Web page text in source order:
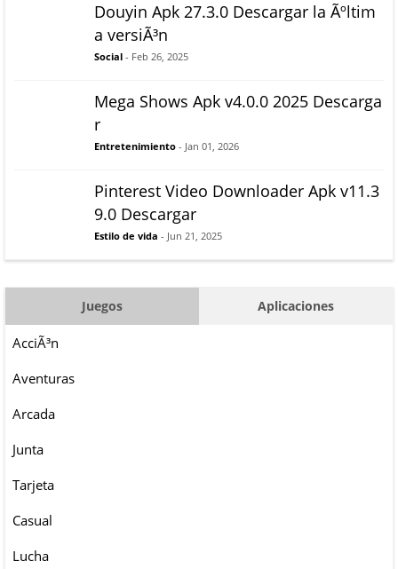
Douyin Apk 27.3.0 Descargar la Ãºltim
a versiÃ³n
Social - Feb 26, 2025
Mega Shows Apk v4.0.0 2025 Descarga
r
Entretenimiento - Jan 01, 2026
Pinterest Video Downloader Apk v11.3
9.0 Descargar
Estilo de vida - Jun 21, 2025
Juegos Aplicaciones
AcciÃ³n
Aventuras
Arcada
Junta
Tarjeta
Casual
Lucha